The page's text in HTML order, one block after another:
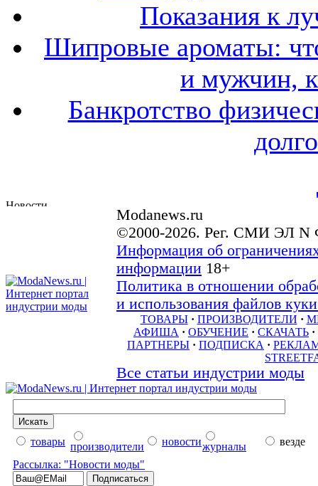
Показания к
Шипровые ароматы:
и мужчин,
Банкротство
Modanews.ru
©2000-2026. Рег. СМИ ЭЛ N
Информация об
информации 18+
Политика в отношении
и использования файлов
ТОВАРЫ · ПРОИЗВОДИТЕЛИ ·
АФИША · ОБУЧЕНИЕ · СКАЧАТЬ ·
ПАРТНЕРЫ · ПОДПИСКА ·
Все статьи индустрии моды
товары производители новостижурналы
везде
Рассылка: "Новости моды"